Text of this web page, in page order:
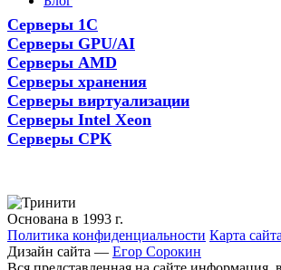
Серверы 1С
Серверы GPU/AI
Серверы AMD
Серверы хранения
Серверы виртуализации
Серверы Intel Xeon
Серверы СРК
Основана в 1993 г.
Политика конфиденциальности Карта сайта
Дизайн сайта — Егор Сорокин